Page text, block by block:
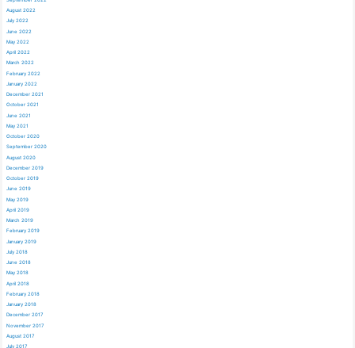
August 2022
July 2022
June 2022
May 2022
April 2022
March 2022
February 2022
January 2022
December 2021
October 2021
June 2021
May 2021
October 2020
September 2020
August 2020
December 2019
October 2019
June 2019
May 2019
April 2019
March 2019
February 2019
January 2019
July 2018
June 2018
May 2018
April 2018
February 2018
January 2018
December 2017
November 2017
August 2017
July 2017